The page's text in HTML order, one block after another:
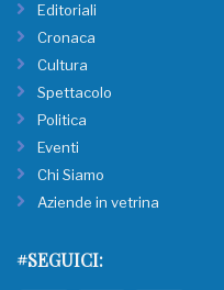
Editoriali
Cronaca
Cultura
Spettacolo
Politica
Eventi
Chi Siamo
Aziende in vetrina
#SEGUICI: